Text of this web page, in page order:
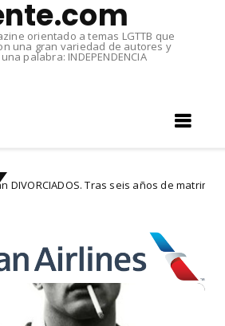
orientado a temas LGTTB que
una gran variedad de autores y
palabra: INDEPENDENCIA
Tras seis años de matrimonio